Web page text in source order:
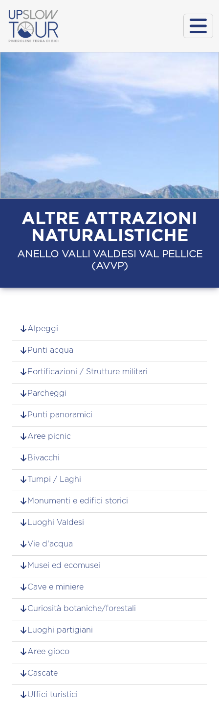
ALTRE ATTRAZIONI
NATURALISTICHE
ANELLO VALLI VALDESI VAL PELLICE
(AVVP)
Alpeggi
Punti acqua
Fortificazioni / Strutture militari
Parcheggi
Punti panoramici
Aree picnic
Bivacchi
Tumpi / Laghi
Monumenti e edifici storici
Luoghi Valdesi
Vie d'acqua
Musei ed ecomusei
Cave e miniere
Curiosità botaniche/forestali
Luoghi partigiani
Aree gioco
Cascate
Uffici turistici